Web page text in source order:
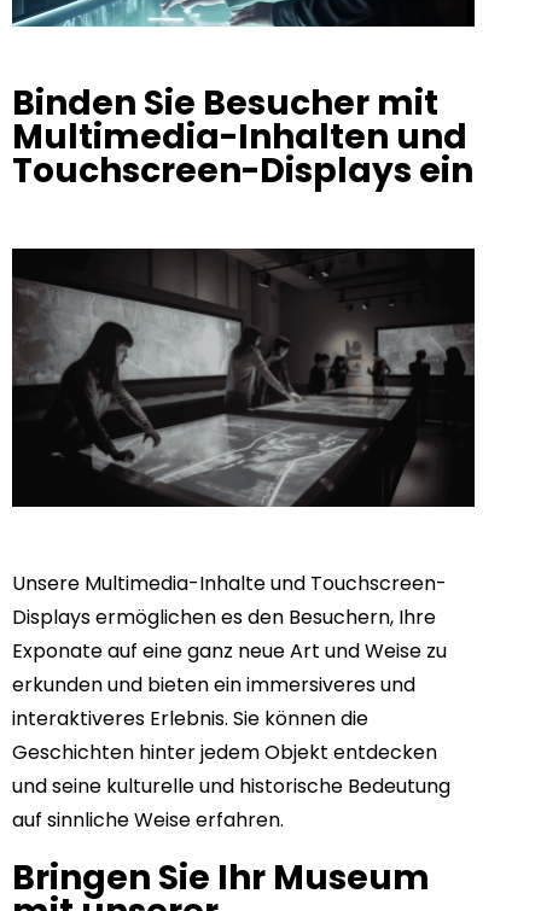
Binden Sie Besucher mit
Multimedia-Inhalten und
Touchscreen-Displays ein
Unsere Multimedia-Inhalte und Touchscreen-
Displays ermöglichen es den Besuchern, Ihre
Exponate auf eine ganz neue Art und Weise zu
erkunden und bieten ein immersiveres und
interaktiveres Erlebnis. Sie können die
Geschichten hinter jedem Objekt entdecken
und seine kulturelle und historische Bedeutung
auf sinnliche Weise erfahren.
Bringen Sie Ihr Museum